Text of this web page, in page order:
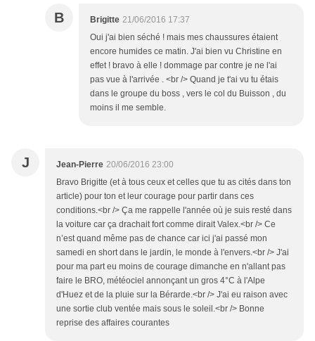
B Brigitte 21/06/2016 17:37
Oui j'ai bien séché ! mais mes chaussures étaient
encore humides ce matin. J'ai bien vu Christine en
effet ! bravo à elle ! dommage par contre je ne l'ai
pas vue à l'arrivée . <br /> Quand je t'ai vu tu étais
dans le groupe du boss , vers le col du Buisson , du
moins il me semble.
J Jean-Pierre 20/06/2016 23:00
Bravo Brigitte (et à tous ceux et celles que tu as cités dans ton
article) pour ton et leur courage pour partir dans ces
conditions.<br /> Ça me rappelle l'année où je suis resté dans
la voiture car ça drachait fort comme dirait Valex.<br /> Ce
n’est quand même pas de chance car ici j'ai passé mon
samedi en short dans le jardin, le monde à l'envers.<br /> J'ai
pour ma part eu moins de courage dimanche en n'allant pas
faire le BRO, météociel annonçant un gros 4°C à l'Alpe
d'Huez et de la pluie sur la Bérarde.<br /> J'ai eu raison avec
une sortie club ventée mais sous le soleil.<br /> Bonne
reprise des affaires courantes